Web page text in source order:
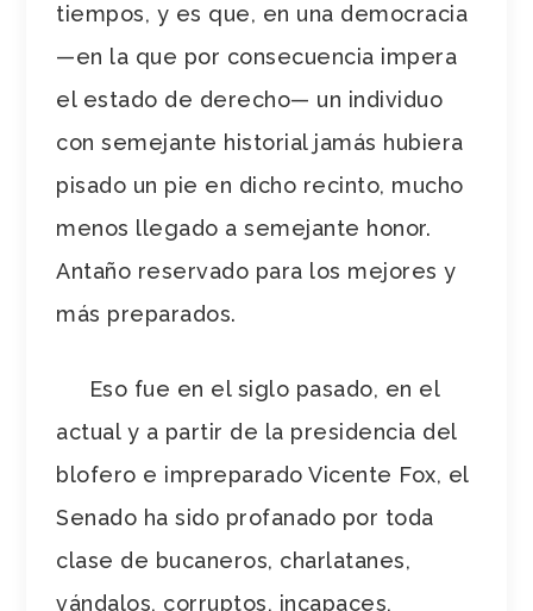
tiempos, y es que, en una democracia
—en la que por consecuencia impera
el estado de derecho— un individuo
con semejante historial jamás hubiera
pisado un pie en dicho recinto, mucho
menos llegado a semejante honor.
Antaño reservado para los mejores y
más preparados.
Eso fue en el siglo pasado, en el
actual y a partir de la presidencia del
blofero e impreparado Vicente Fox, el
Senado ha sido profanado por toda
clase de bucaneros, charlatanes,
vándalos, corruptos, incapaces,